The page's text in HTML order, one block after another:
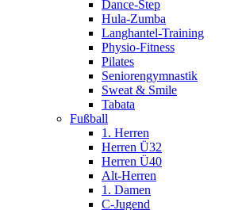
Dance-Step
Hula-Zumba
Langhantel-Training
Physio-Fitness
Pilates
Seniorengymnastik
Sweat & Smile
Tabata
Fußball
1. Herren
Herren Ü32
Herren Ü40
Alt-Herren
1. Damen
C-Jugend